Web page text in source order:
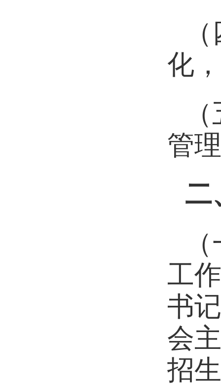
化
管
二
工
书
会
招